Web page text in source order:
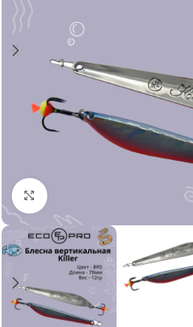
Нажмите, чтобы увеличить